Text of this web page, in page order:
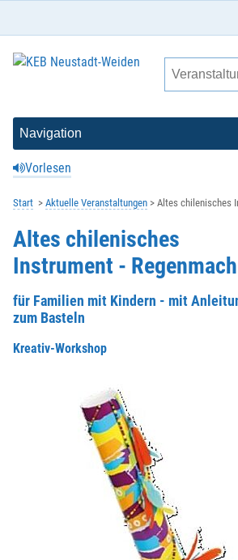
Vorlesen
Start Aktuelle Veranstaltungen Altes chilenisches
Altes chilenisches
Instrument -
für Familien mit Kindern - mit
zum Basteln
Kreativ-Workshop